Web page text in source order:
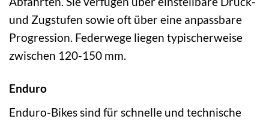
und Zugstufen sowie oft über eine anpassbare
Progression. Federwege liegen typischerweise
zwischen 120-150 mm.
Enduro
Enduro-Bikes sind für schnelle und technische